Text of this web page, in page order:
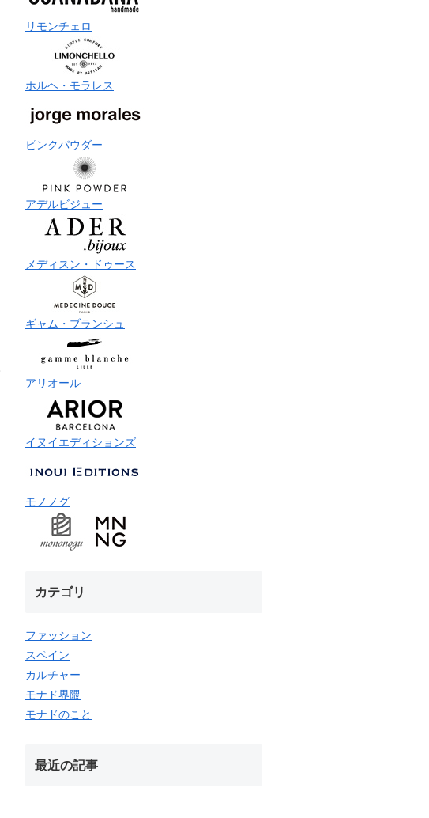
リモンチェロ
ホルヘ・モラレス
ピンクパウダー
アデルビジュー
メディスン・ドゥース
ギャム・ブランシュ
アリオール
イヌイエディションズ
モノノグ
カテゴリ
ファッション
スペイン
カルチャー
モナド界隈
モナドのこと
最近の記事